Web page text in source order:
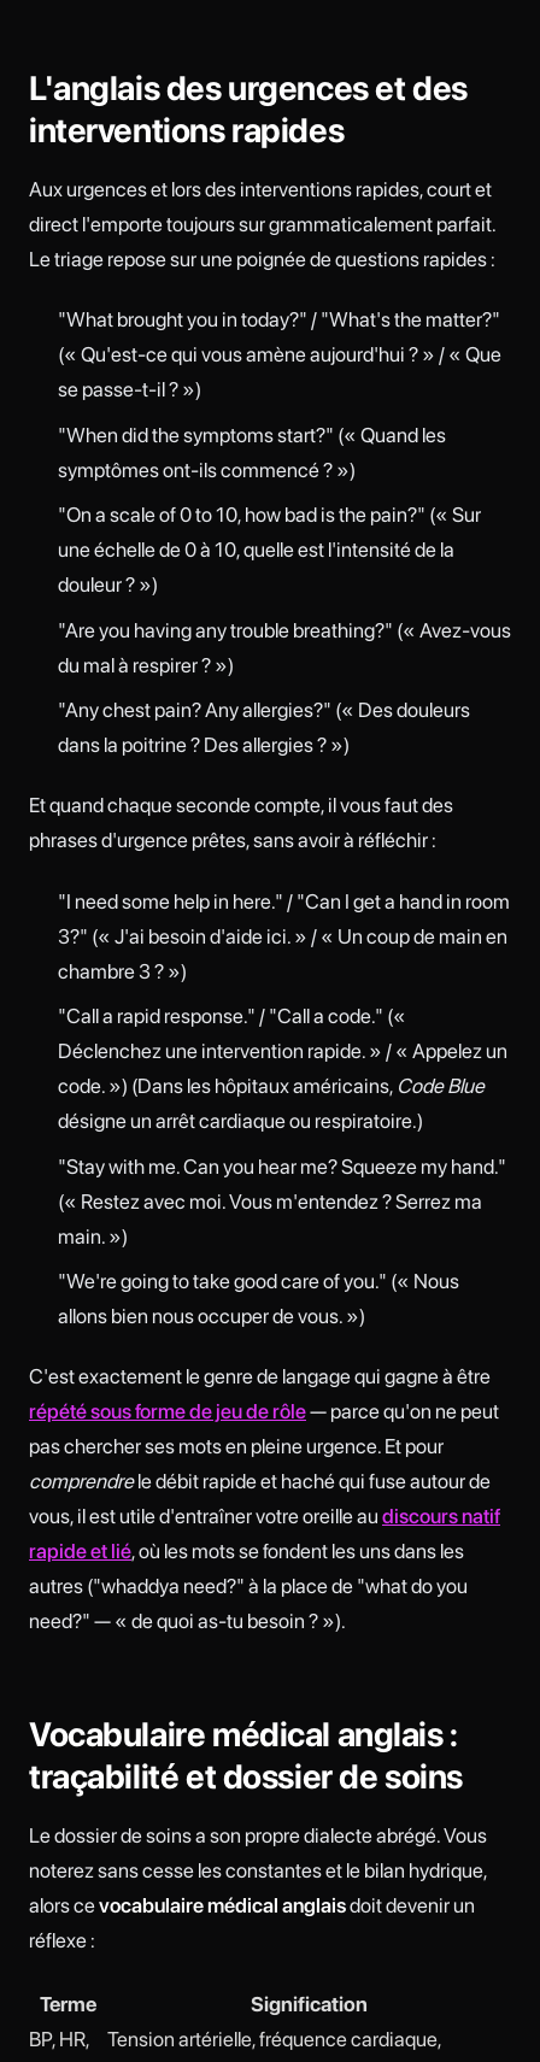
L'anglais des urgences et des
interventions rapides
Aux urgences et lors des interventions rapides, court et
direct l'emporte toujours sur grammaticalement parfait.
Le triage repose sur une poignée de questions rapides :
"What brought you in today?" / "What's the matter?"
(« Qu'est-ce qui vous amène aujourd'hui ? » / « Que
se passe-t-il ? »)
"When did the symptoms start?" (« Quand les
symptômes ont-ils commencé ? »)
"On a scale of 0 to 10, how bad is the pain?" (« Sur
une échelle de 0 à 10, quelle est l'intensité de la
douleur ? »)
"Are you having any trouble breathing?" (« Avez-vous
du mal à respirer ? »)
"Any chest pain? Any allergies?" (« Des douleurs
dans la poitrine ? Des allergies ? »)
Et quand chaque seconde compte, il vous faut des
phrases d'urgence prêtes, sans avoir à réfléchir :
"I need some help in here." / "Can I get a hand in room
3?" (« J'ai besoin d'aide ici. » / « Un coup de main en
chambre 3 ? »)
"Call a rapid response." / "Call a code." («
Déclenchez une intervention rapide. » / « Appelez un
code. ») (Dans les hôpitaux américains, Code Blue
désigne un arrêt cardiaque ou respiratoire.)
"Stay with me. Can you hear me? Squeeze my hand."
(« Restez avec moi. Vous m'entendez ? Serrez ma
main. »)
"We're going to take good care of you." (« Nous
allons bien nous occuper de vous. »)
C'est exactement le genre de langage qui gagne à être
répété sous forme de jeu de rôle— parce qu'on ne peut
pas chercher ses mots en pleine urgence. Et pour
comprendrele débit rapide et haché qui fuse autour de
vous, il est utile d'entraîner votre oreille au discours natif
rapide et lié, où les mots se fondent les uns dans les
autres ("whaddya need?" à la place de "what do you
need?" — « de quoi as-tu besoin ? »).
Vocabulaire médical anglais :
traçabilité et dossier de soins
Le dossier de soins a son propre dialecte abrégé. Vous
noterez sans cesse les constantes et le bilan hydrique,
alors cevocabulaire médical anglaisdoit devenir un
réflexe :
Terme
Signification
BP, HR,
Tension artérielle, fréquence cardiaque,